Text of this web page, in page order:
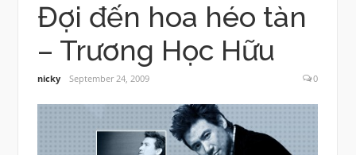
Đợi đến hoa héo tàn
– Trương Học Hữu
nicky September 24, 2009 0